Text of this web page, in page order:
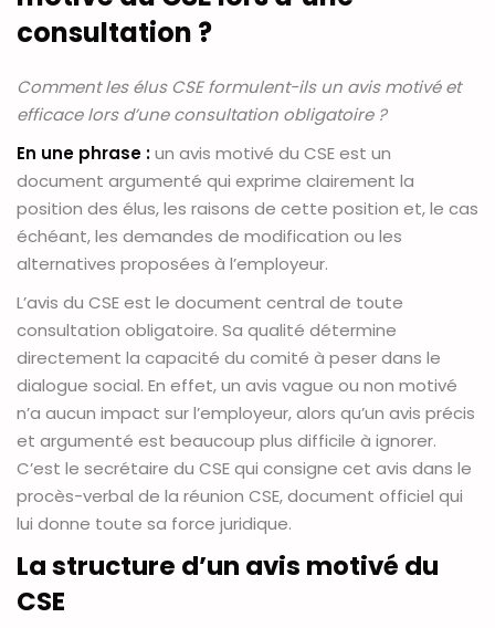
consultation ?
Comment les élus CSE formulent-ils un avis motivé et
efficace lors d’une consultation obligatoire ?
En une phrase :un avis motivé du CSE est un
document argumenté qui exprime clairement la
position des élus, les raisons de cette position et, le cas
échéant, les demandes de modification ou les
alternatives proposées à l’employeur.
L’avis du CSE est le document central de toute
consultation obligatoire. Sa qualité détermine
directement la capacité du comité à peser dans le
dialogue social. En effet, un avis vague ou non motivé
n’a aucun impact sur l’employeur, alors qu’un avis précis
et argumenté est beaucoup plus difficile à ignorer.
C’est le secrétaire du CSE qui consigne cet avis dans le
procès-verbal de la réunion CSE, document officiel qui
lui donne toute sa force juridique.
La structure d’un avis motivé du
CSE